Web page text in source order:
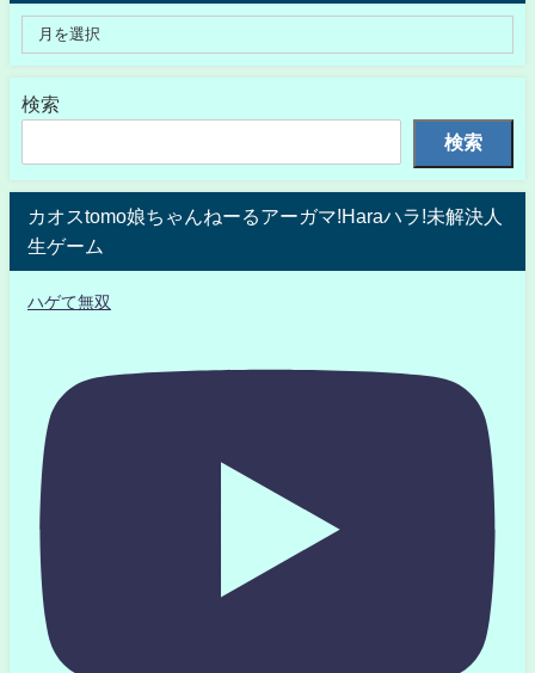
検索
検索
カオスtomo娘ちゃんねーるアーガマ!Haraハラ!未解決人
生ゲーム
ハゲて無双